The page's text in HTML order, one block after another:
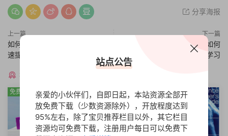
分享海报
上一篇
如何实现爆发式的成长，个人快
速提升的25种思维
下一篇
个人战略与商业价值重塑，如何
有策略的深度学习
猜你喜欢
免费 免费
站点公告
亲爱的小伙伴们，自即日起，本站资源全部开
放免费下载（少数资源除外），开放程度达到
95%左右，除了宝贝推荐栏目以外，其它栏目
资源均可免费下载，注册用户每日可以免费下